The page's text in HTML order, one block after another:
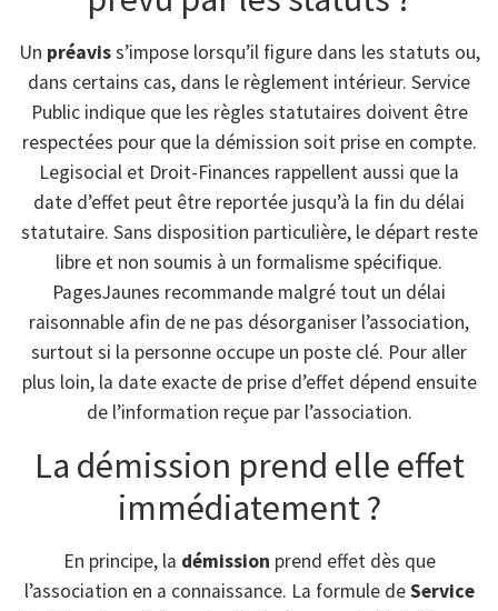
Un préaviss’impose lorsqu’il figure dans les statuts ou,
dans certains cas, dans le règlement intérieur. Service
Public indique que les règles statutaires doivent être
respectées pour que la démission soit prise en compte.
Legisocial et Droit-Finances rappellent aussi que la
date d’effet peut être reportée jusqu’à la fin du délai
statutaire. Sans disposition particulière, le départ reste
libre et non soumis à un formalisme spécifique.
PagesJaunes recommande malgré tout un délai
raisonnable afin de ne pas désorganiser l’association,
surtout si la personne occupe un poste clé. Pour aller
plus loin, la date exacte de prise d’effet dépend ensuite
de l’information reçue par l’association.
La démission prend elle effet
immédiatement ?
En principe, la démission prend effet dès que
l’association en a connaissance. La formule deService